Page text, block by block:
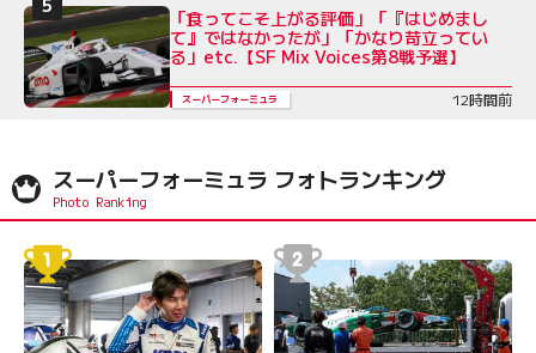
「食ってこそ上がる評価」「『はじめまし
て』ではなかったが」「かなり苛立ってい
る」etc.【SF Mix Voices第8戦予選】
スーパーフォーミュラ 12時間前
スーパーフォーミュラ フォトランキング